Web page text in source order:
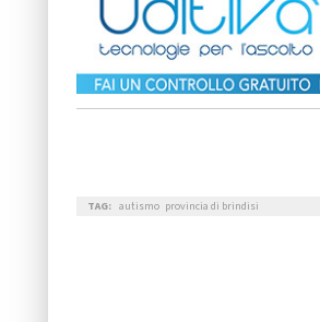
TAG: autismo provincia di brindisi